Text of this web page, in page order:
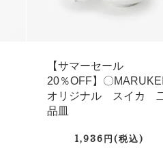
【サマーセール
20％OFF】〇MARUKEI
オリジナル スイカ
品皿
1,936円(税込)